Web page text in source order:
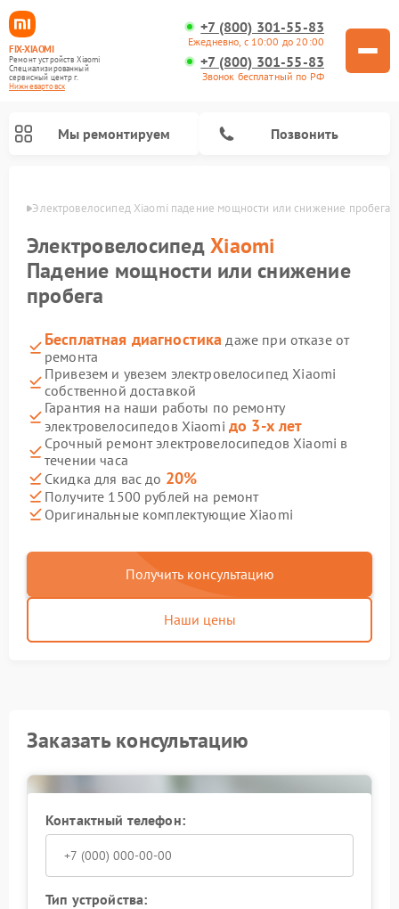
FIX-XIAOMI
Ремонт устройств Xiaomi
Специализированный
cервисный центр г.
Нижневартовск
+7 (800) 301-55-83
Ежедневно, с 10:00 до 20:00
+7 (800) 301-55-83
Звонок бесплатный по РФ
Мы ремонтируем Позвонить
Электровелосипед Xiaomi падение мощности или снижение пробега
ЭлектровелосипедXiaomi
Падение мощности или снижение
пробега
Бесплатная диагностика даже при отказе от
ремонта
Привезем и увезем электровелосипед Xiaomi
собственной доставкой
Гарантия на наши работы по ремонту
электровелосипедов Xiaomi до 3-х лет
Срочный ремонт электровелосипедов Xiaomi в
течении часа
Скидка для вас до 20%
Получите 1500 рублей на ремонт
Оригинальные комплектующие Xiaomi
Получить консультацию
Наши цены
Заказать консультацию
Контактный телефон:
Тип устройства: